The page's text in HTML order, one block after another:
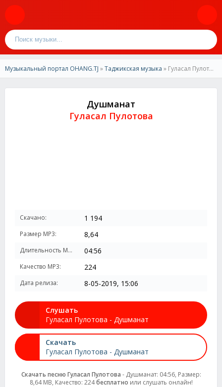
Музыкальный портал OHANG.TJ »Таджикская музыка » Гуласал Пулотова-Душманат
Душманат
Гуласал Пулотова
Скачано: 1 194
Размер MP3: 8,64
Длительность MP3: 04:56
Качество MP3: 224
Дата релиза: 8-05-2019, 15:06
Слушать
Гуласал Пулотова - Душманат
Скачать
Гуласал Пулотова - Душманат
Скачать песню Гуласал Пулотова - Душманат: 04:56, Размер:
8,64 MB, Качество: 224бесплатно или слушать онлайн!